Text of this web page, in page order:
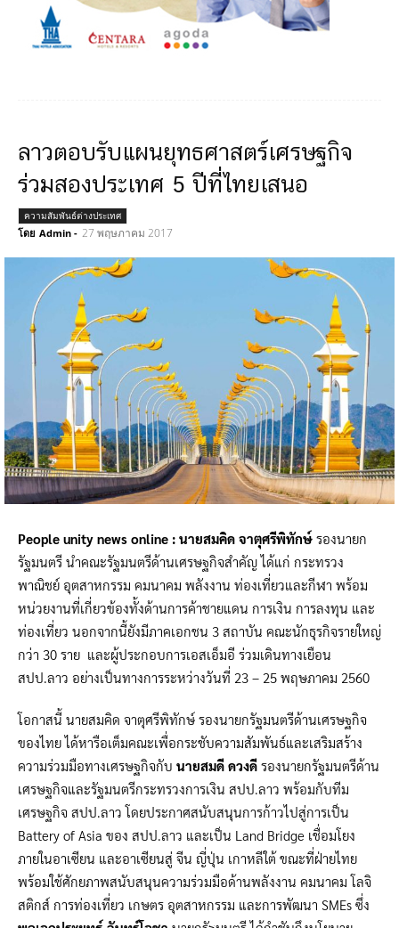
ลาวตอบรับแผนยุทธศาสตร์เศรษฐกิจ
ร่วมสองประเทศ 5 ปีที่ไทยเสนอ
ความสัมพันธ์ต่างประเทศ
โดย Admin - 27 พฤษภาคม 2017
People unity news online : นายสมคิด จาตุศรีพิทักษ์ รองนายก
รัฐมนตรี นำคณะรัฐมนตรีด้านเศรษฐกิจสำคัญ ได้แก่ กระทรวง
พาณิชย์ อุตสาหกรรม คมนาคม พลังงาน ท่องเที่ยวและกีฬา พร้อม
หน่วยงานที่เกี่ยวข้องทั้งด้านการค้าชายแดน การเงิน การลงทุน และ
ท่องเที่ยว นอกจากนี้ยังมีภาคเอกชน 3 สถาบัน คณะนักธุรกิจรายใหญ่
กว่า 30 ราย และผู้ประกอบการเอสเอ็มอี ร่วมเดินทางเยือน
สปป.ลาว อย่างเป็นทางการระหว่างวันที่ 23 – 25 พฤษภาคม 2560
โอกาสนี้ นายสมคิด จาตุศรีพิทักษ์ รองนายกรัฐมนตรีด้านเศรษฐกิจ
ของไทย ได้หารือเต็มคณะเพื่อกระชับความสัมพันธ์และเสริมสร้าง
ความร่วมมือทางเศรษฐกิจกับ นายสมดี ดวงดี รองนายกรัฐมนตรีด้าน
เศรษฐกิจและรัฐมนตรีกระทรวงการเงิน สปป.ลาว พร้อมกับทีม
เศรษฐกิจ สปป.ลาว โดยประกาศสนับสนุนการก้าวไปสู่การเป็น
Battery of Asia ของ สปป.ลาว และเป็น Land Bridge เชื่อมโยง
ภายในอาเซียน และอาเซียนสู่ จีน ญี่ปุ่น เกาหลีใต้ ขณะที่ฝ่ายไทย
พร้อมใช้ศักยภาพสนับสนุนความร่วมมือด้านพลังงาน คมนาคม โลจิ
สติกส์ การท่องเที่ยว เกษตร อุตสาหกรรม และการพัฒนา SMEs ซึ่ง